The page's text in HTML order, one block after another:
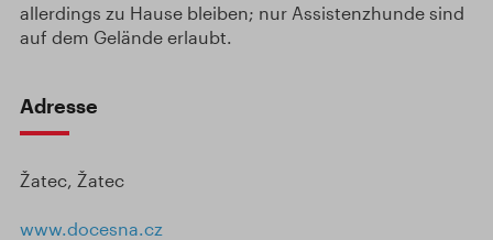
allerdings zu Hause bleiben; nur Assistenzhunde sind
auf dem Gelände erlaubt.
Adresse
Žatec, Žatec
www.docesna.cz